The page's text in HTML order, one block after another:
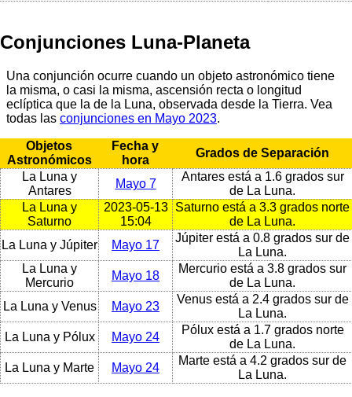
Conjunciones Luna-Planeta
Una conjunción ocurre cuando un objeto astronómico tiene
la misma, o casi la misma, ascensión recta o longitud
eclíptica que la de la Luna, observada desde la Tierra. Vea
todas las conjunciones en Mayo 2023.
Objetos
Astronómicos
Fecha y
hora
Grados de Separación
La Luna y
Antares
Mayo 7
Antares está a 1.6 grados sur
de La Luna.
La Luna y
Saturno
2023-05-13
15:04
Saturno está a 3.3 grados norte
de La Luna.
La Luna y Júpiter
Mayo 17
Júpiter está a 0.8 grados sur de
La Luna.
La Luna y
Mercurio
Mayo 18
Mercurio está a 3.8 grados sur
de La Luna.
La Luna y Venus
Mayo 23
Venus está a 2.4 grados sur de
La Luna.
La Luna y Pólux
Mayo 24
Pólux está a 1.7 grados norte
de La Luna.
La Luna y Marte
Mayo 24
Marte está a 4.2 grados sur de
La Luna.